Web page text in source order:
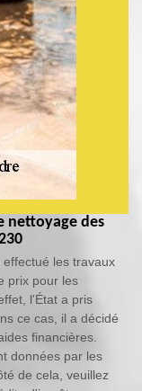
nettoyage des
les travaux
prix pour les
l'État a pris
ce cas, il a décidé
financières.
données par les
de cela, veuillez